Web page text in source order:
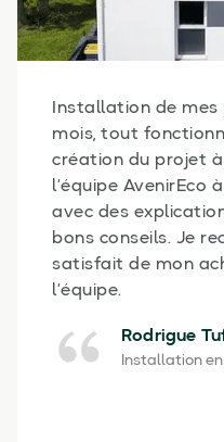
Commercial très
vraiment
journée et
chantier, j'ai eu un
réponse immédiate
le lendemain matin.
fortement cette
d'ailleurs très
Daniel